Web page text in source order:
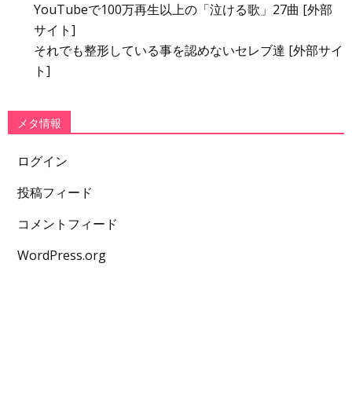
YouTubeで100万再生以上の「泣ける歌」27曲 [外部
サイト]
それでも整形している事を認めないセレブ達 [外部サイ
ト]
メタ情報
ログイン
投稿フィード
コメントフィード
WordPress.org